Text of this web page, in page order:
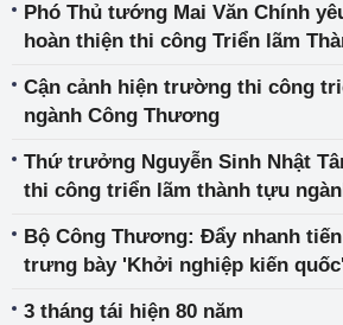
Phó Thủ tướng Mai Văn Chính
hoàn thiện thi công Triển lãm
Cận cảnh hiện trường thi công
ngành Công Thương
Thứ trưởng Nguyễn Sinh Nhật
thi công triển lãm thành tựu
Bộ Công Thương: Đẩy nhanh
trưng bày 'Khởi nghiệp kiến
3 tháng tái hiện 80 năm